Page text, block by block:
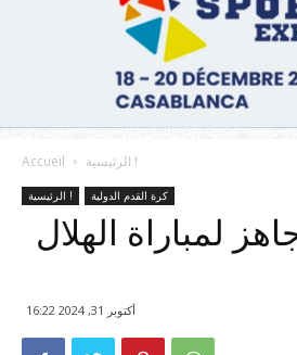
Accueil الرئيسية !
الرئيسية ! كرة القدم الدولية
لمباراة الهلال
أكتوبر 31, 2024 16:22